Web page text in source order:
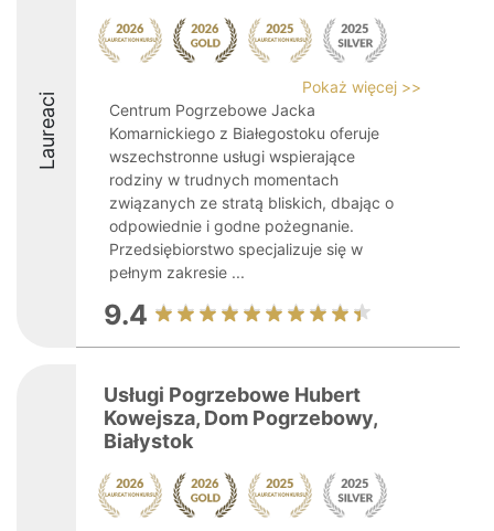
Laureaci
Pokaż więcej >>
Centrum Pogrzebowe Jacka
Komarnickiego z Białegostoku oferuje
wszechstronne usługi wspierające
rodziny w trudnych momentach
związanych ze stratą bliskich, dbając o
odpowiednie i godne pożegnanie.
Przedsiębiorstwo specjalizuje się w
pełnym zakresie ...
9.4
Usługi Pogrzebowe Hubert
Kowejsza, Dom Pogrzebowy,
Białystok